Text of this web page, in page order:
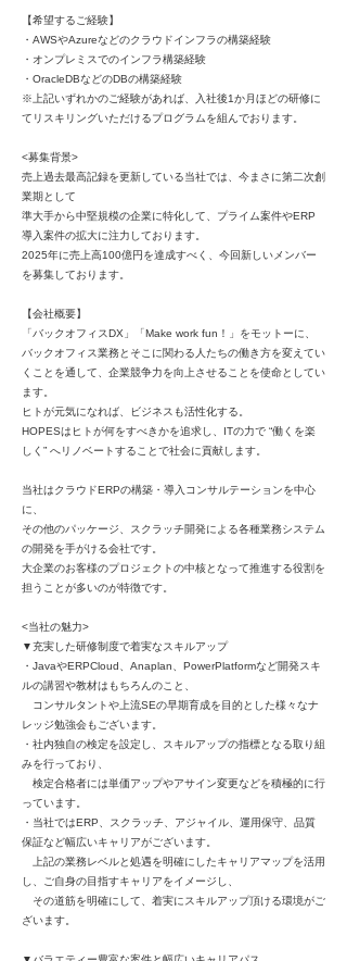
【希望するご経験】
・AWSやAzureなどのクラウドインフラの構築経験
・オンプレミスでのインフラ構築経験
・OracleDBなどのDBの構築経験
※上記いずれかのご経験があれば、入社後1か月ほどの研修に
てリスキリングいただけるプログラムを組んでおります。
<募集背景>
売上過去最高記録を更新している当社では、今まさに第二次創
業期として
準大手から中堅規模の企業に特化して、プライム案件やERP
導入案件の拡大に注力しております。
2025年に売上高100億円を達成すべく、今回新しいメンバー
を募集しております。
【会社概要】
「バックオフィスDX」「Make work fun！」をモットーに、
バックオフィス業務とそこに関わる人たちの働き方を変えてい
くことを通して、企業競争力を向上させることを使命としてい
ます。
ヒトが元気になれば、ビジネスも活性化する。​
HOPESはヒトが何をすべきかを追求し、ITの力で “働くを楽
しく” へリノベートすることで社会に貢献します。​
当社はクラウドERPの構築・導入コンサルテーションを中心
に、
その他のパッケージ、スクラッチ開発による各種業務システム
の開発を手がける会社です。
大企業のお客様のプロジェクトの中核となって推進する役割を
担うことが多いのが特徴です。
<当社の魅力>
▼充実した研修制度で着実なスキルアップ
・JavaやERPCloud、Anaplan、PowerPlatformなど開発スキ
ルの講習や教材はもちろんのこと、
コンサルタントや上流SEの早期育成を目的とした様々なナ
レッジ勉強会もございます。
・社内独自の検定を設定し、スキルアップの指標となる取り組
みを行っており、
検定合格者には単価アップやアサイン変更などを積極的に行
っています。
・当社ではERP、スクラッチ、アジャイル、運用保守、品質
保証など幅広いキャリアがございます。
上記の業務レベルと処遇を明確にしたキャリアマップを活用
し、ご自身の目指すキャリアをイメージし、
その道筋を明確にして、着実にスキルアップ頂ける環境がご
ざいます。